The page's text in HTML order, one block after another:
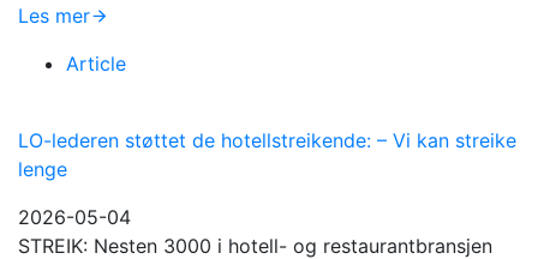
Les mer
Article
LO-lederen støttet de hotellstreikende: –⁠ Vi kan streike
lenge
2026-05-04
STREIK: Nesten 3000 i hotell- og restaurantbransjen